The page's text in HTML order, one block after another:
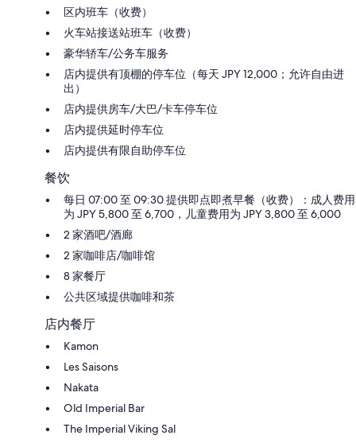
区内班车（收费）
火车站接送站班车（收费）
豪华轿车/公务车服务
店内提供有顶棚的停车位（每天 JPY 12,000；允许自由进
出）
店内提供房车/大巴/卡车停车位
店内提供延时停车位
店内提供有限自助停车位
餐饮
每日 07:00 至 09:30 提供即点即煮早餐（收费）：成人费用
为 JPY 5,800 至 6,700，儿童费用为 JPY 3,800 至 6,000
2 家酒吧/酒廊
2 家咖啡店/咖啡馆
8 家餐厅
公共区域提供咖啡和茶
店内餐厅
Kamon
Les Saisons
Nakata
Old Imperial Bar
The Imperial Viking Sal